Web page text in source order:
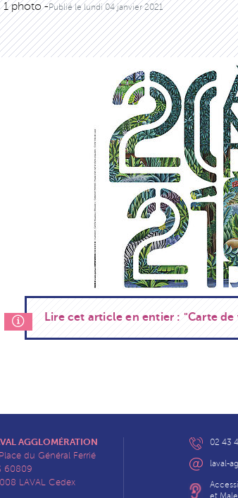
1 photo -Publié lelundi 04 janvier 2021
Lire cet article en entier : "Carte
AGGLOMÉRATION
du Général Ferrié
60809
LAVAL Cedex
02 43
laval-